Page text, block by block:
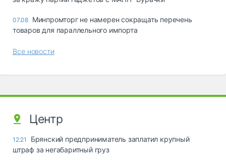
07.08 Минпромторг не намерен сокращать перечень
товаров для параллельного импорта
Все новости
Центр
12:21
Брянский предприниматель заплатил крупный
штраф за негабаритный груз